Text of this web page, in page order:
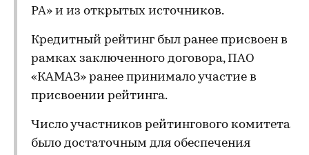
РА» и из открытых источников.
Кредитный рейтинг был ранее присвоен в
рамках заключенного договора, ПАО
«КАМАЗ» ранее принимало участие в
присвоении рейтинга.
Число участников рейтингового комитета
было достаточным для обеспечения